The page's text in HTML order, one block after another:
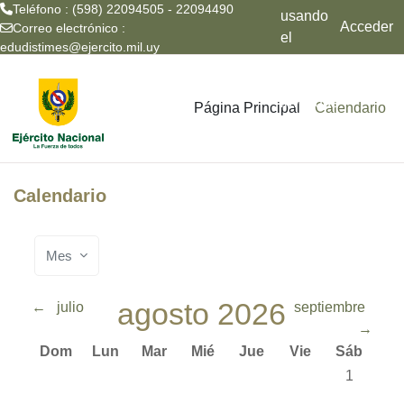
Teléfono : (598) 22094505 - 22094490
Correo electrónico :
edudistimes@ejercito.mil.uy
usando
el
acceso
invitados
Acceder
Página Principal Calendario
Calendario
Mes
← julio agosto 2026 septiembre
→
Domingo
Dom Lunes
Lun Martes
Mar Miércoles
Mié Jueves
Jue Viernes
Vie Sábado
Sáb
Sin
1